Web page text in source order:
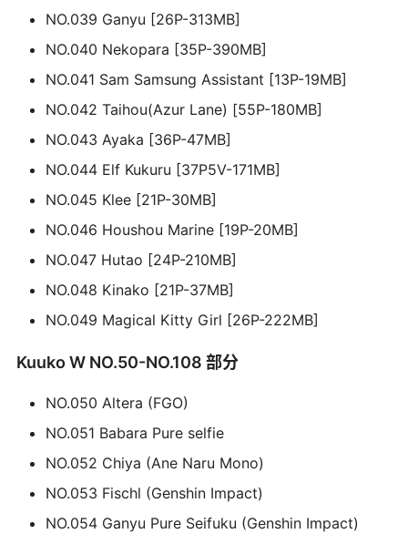
NO.039 Ganyu [26P-313MB]
NO.040 Nekopara [35P-390MB]
NO.041 Sam Samsung Assistant [13P-19MB]
NO.042 Taihou(Azur Lane) [55P-180MB]
NO.043 Ayaka [36P-47MB]
NO.044 Elf Kukuru [37P5V-171MB]
NO.045 Klee [21P-30MB]
NO.046 Houshou Marine [19P-20MB]
NO.047 Hutao [24P-210MB]
NO.048 Kinako [21P-37MB]
NO.049 Magical Kitty Girl [26P-222MB]
Kuuko W NO.50-NO.108 部分
NO.050 Altera (FGO)
NO.051 Babara Pure selfie
NO.052 Chiya (Ane Naru Mono)
NO.053 Fischl (Genshin Impact)
NO.054 Ganyu Pure Seifuku (Genshin Impact)